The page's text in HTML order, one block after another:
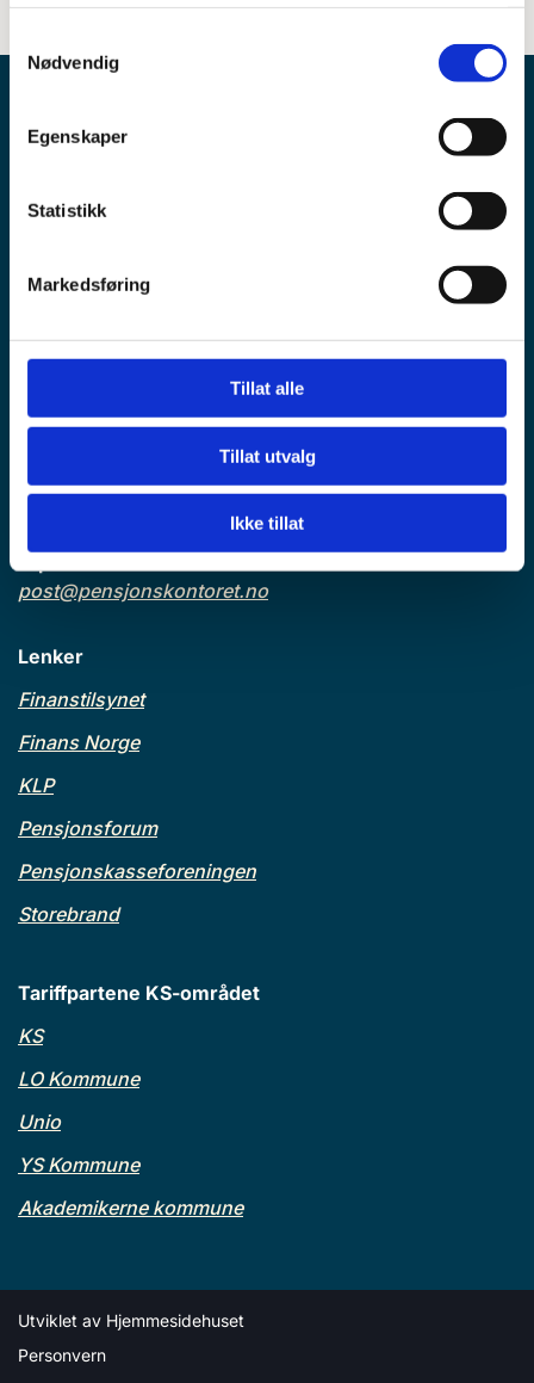
Nødvendig
Egenskaper
Statistikk
Markedsføring
Tillat alle
Tillat utvalg
Ikke tillat
Pensjonskontoret
Postadresse:
Haakon VIIs gate 9, 4 et.
0161 Oslo
Telefonnummer:
post@pensjonskontoret.no
Lenker
Finanstilsynet
Finans Norge
KLP
Pensjonsforum
Pensjonskasseforeningen
Storebrand
Tariffpartene KS-området
KS
LO Kommune
Unio
YS Kommune
Akademikerne kommune
Utviklet av Hjemmesidehuset
Personvern